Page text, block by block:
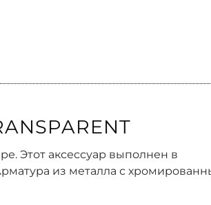
Этот аксессуар выполнен в
из металла с